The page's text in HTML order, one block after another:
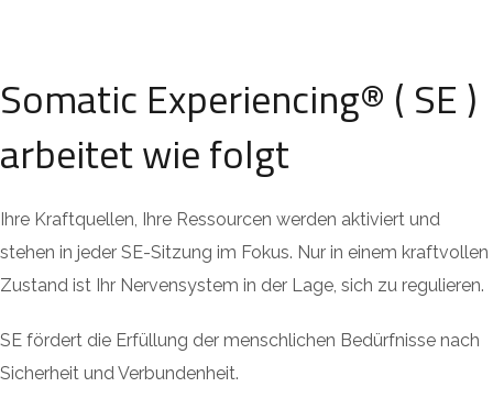
Somatic Experiencing® ( SE )
arbeitet wie folgt
Ihre Kraftquellen, Ihre Ressourcen werden aktiviert und
stehen in jeder SE-Sitzung im Fokus. Nur in einem kraftvollen
Zustand ist Ihr Nervensystem in der Lage, sich zu regulieren.
SE fördert die Erfüllung der menschlichen Bedürfnisse nach
Sicherheit und Verbundenheit.